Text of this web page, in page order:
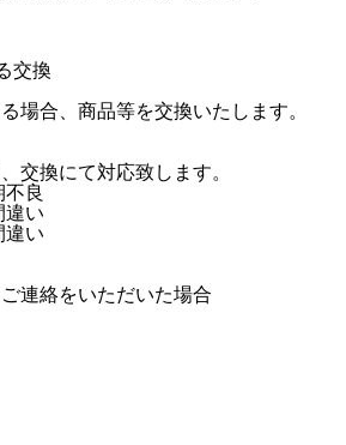
交換
場合、商品等を交換いたします。
交換にて対応致します。
不良
違い
違い
連絡をいただいた場合